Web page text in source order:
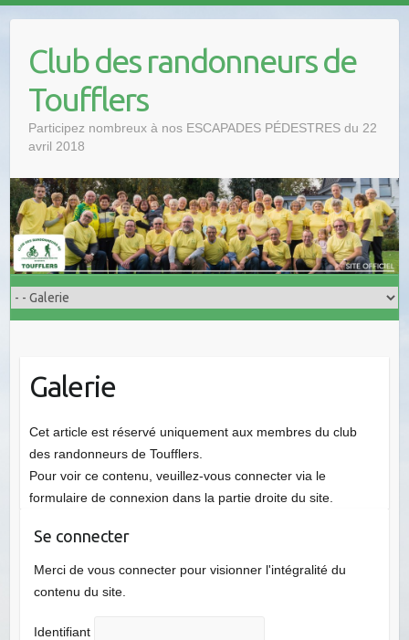
Club des randonneurs de
Toufflers
Participez nombreux à nos ESCAPADES PÉDESTRES du 22
avril 2018
Galerie
Cet article est réservé uniquement aux membres du club
des randonneurs de Toufflers.
Pour voir ce contenu, veuillez-vous connecter via le
formulaire de connexion dans la partie droite du site.
Se connecter
Merci de vous connecter pour visionner l'intégralité du
contenu du site.
Identifiant